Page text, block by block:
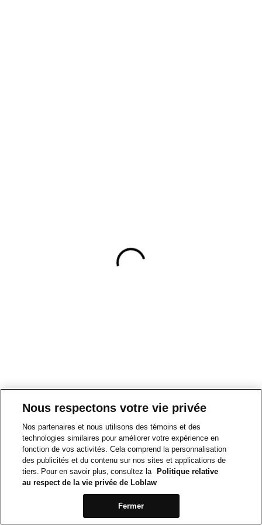
Nous respectons votre vie privée
Nos partenaires et nous utilisons des témoins et des
technologies similaires pour améliorer votre expérience en
fonction de vos activités. Cela comprend la personnalisation
des publicités et du contenu sur nos sites et applications de
tiers. Pour en savoir plus, consultez la
Politique relative
au respect de la vie privée de Loblaw
Fermer